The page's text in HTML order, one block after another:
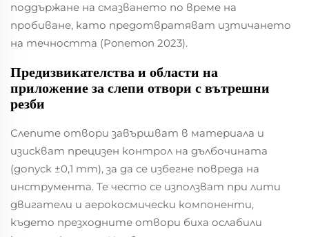
поддържане на смазването по време на
пробиване, като предотвратяват изтичането
на течността (Ponemon 2023).
Предизвикателства и области на
приложение за слепи отвори с вътрешни
резби
Слепите отвори завършват в материалa и
изискват прецизен контрол на дълбочината
(допуск ±0,1 mm), за да се избегне повреда на
инструмента. Те често се използват при лити
двигатели и аерокосмически компоненти,
където презходните отвори биха ослабили